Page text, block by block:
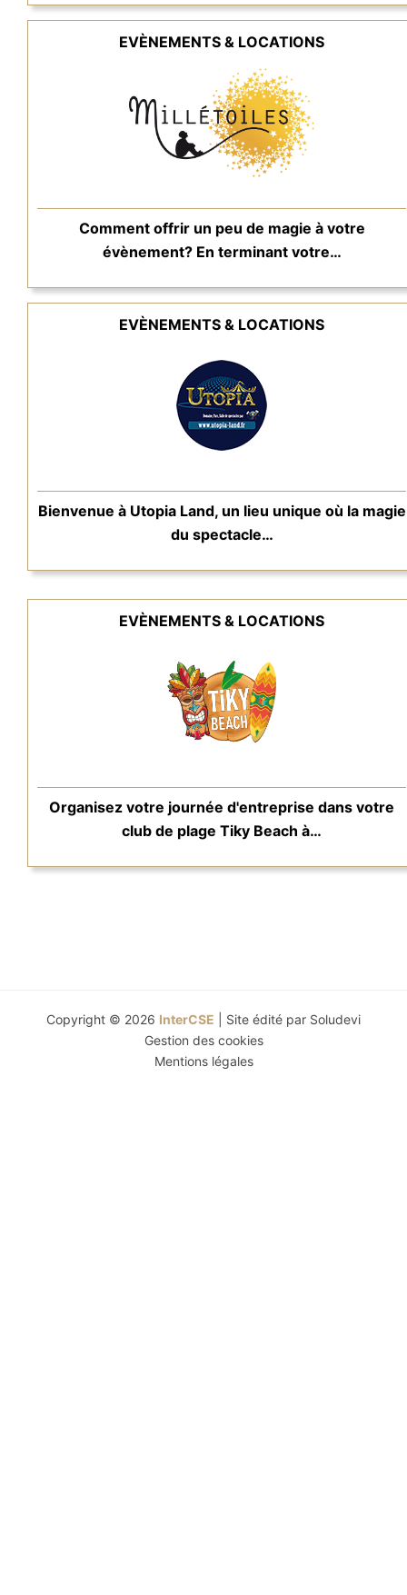
EVÈNEMENTS & LOCATIONS
Comment offrir un peu de magie à votre
évènement? En terminant votre…
EVÈNEMENTS & LOCATIONS
Bienvenue à Utopia Land, un lieu unique où la magie
du spectacle…
EVÈNEMENTS & LOCATIONS
Organisez votre journée d'entreprise dans votre
club de plage Tiky Beach à…
Copyright © 2026 InterCSE | Site édité par Soludevi
Gestion des cookies
Mentions légales